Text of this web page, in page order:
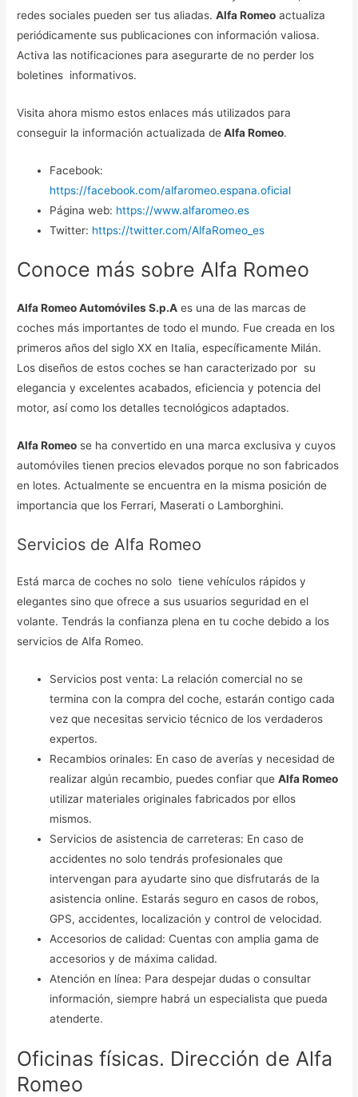
redes sociales pueden ser tus aliadas.Alfa Romeo actualiza
periódicamente sus publicaciones con información valiosa.
Activa las notificaciones para asegurarte de no perder los
boletines informativos.
Visita ahora mismo estos enlaces más utilizados para
conseguir la información actualizada deAlfa Romeo.
Facebook:
https://facebook.com/alfaromeo.espana.oficial
Página web: https://www.alfaromeo.es
Twitter: https://twitter.com/AlfaRomeo_es
Conoce más sobre Alfa Romeo
Alfa Romeo Automóviles S.p.A es una de las marcas de
coches más importantes de todo el mundo. Fue creada en los
primeros años del siglo XX en Italia, específicamente Milán.
Los diseños de estos coches se han caracterizado por su
elegancia y excelentes acabados, eficiencia y potencia del
motor, así como los detalles tecnológicos adaptados.
Alfa Romeo se ha convertido en una marca exclusiva y cuyos
automóviles tienen precios elevados porque no son fabricados
en lotes. Actualmente se encuentra en la misma posición de
importancia que los Ferrari, Maserati o Lamborghini.
Servicios de Alfa Romeo
Está marca de coches no solo tiene vehículos rápidos y
elegantes sino que ofrece a sus usuarios seguridad en el
volante. Tendrás la confianza plena en tu coche debido a los
servicios de Alfa Romeo.
Servicios post venta: La relación comercial no se
termina con la compra del coche, estarán contigo cada
vez que necesitas servicio técnico de los verdaderos
expertos.
Recambios orinales: En caso de averías y necesidad de
realizar algún recambio, puedes confiar queAlfa Romeo
utilizar materiales originales fabricados por ellos
mismos.
Servicios de asistencia de carreteras: En caso de
accidentes no solo tendrás profesionales que
intervengan para ayudarte sino que disfrutarás de la
asistencia online. Estarás seguro en casos de robos,
GPS, accidentes, localización y control de velocidad.
Accesorios de calidad: Cuentas con amplia gama de
accesorios y de máxima calidad.
Atención en línea: Para despejar dudas o consultar
información, siempre habrá un especialista que pueda
atenderte.
Oficinas físicas. Dirección de Alfa
Romeo